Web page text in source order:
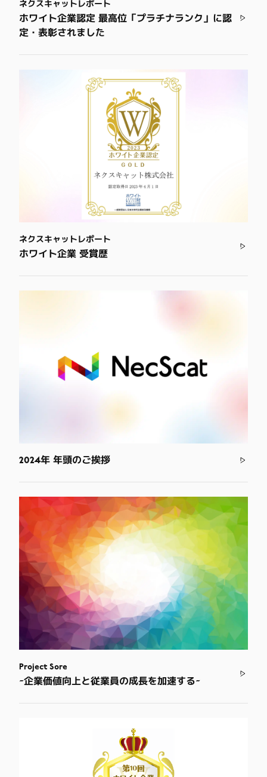
ネクスキャットレポート
ホワイト企業認定 最高位「プラチナランク」に認
定・表彰されました
ネクスキャットレポート
ホワイト企業 受賞歴
2024年 年頭のご挨拶
Project Sore
~企業価値向上と従業員の成長を加速する~